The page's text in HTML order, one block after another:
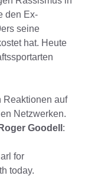
den Ex-
seine
hat. Heute
Reaktionen auf
Netzwerken.
Goodell :
for
today.